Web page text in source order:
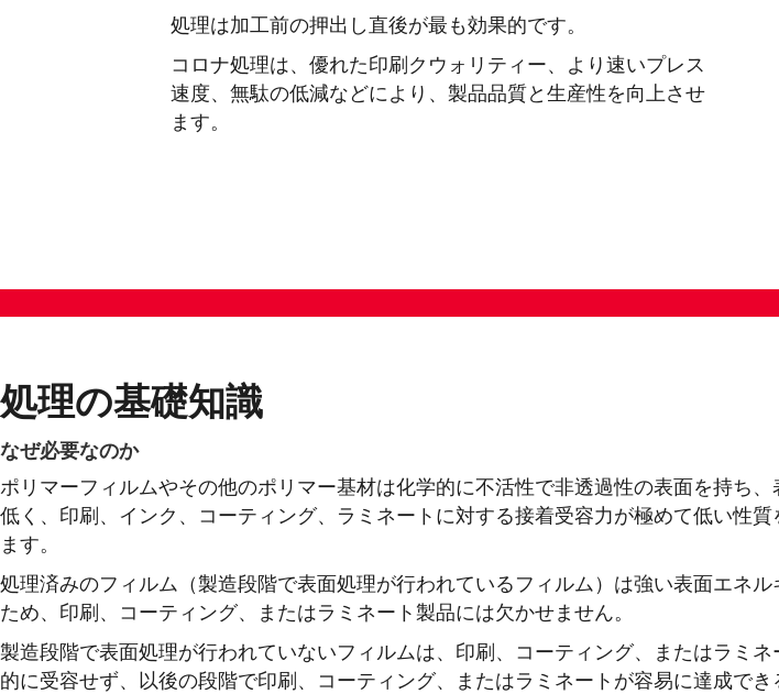
処理は加工前の押出し直後が最も効果的です。
コロナ処理は、優れた印刷クウォリティー、より速いプレス
速度、無駄の低減などにより、製品品質と生産性を向上させ
ます。
処理の基礎知識
なぜ必要なのか
ポリマーフィルムやその他のポリマー基材は化学的に不活性で非透過性の表面を持ち、
低く、印刷、インク、コーティング、ラミネートに対する接着受容力が極めて低い性質
ます。
処理済みのフィルム（製造段階で表面処理が行われているフィルム）は強い表面エネル
ため、印刷、コーティング、またはラミネート製品には欠かせません。
製造段階で表面処理が行われていないフィルムは、印刷、コーティング、またはラミネ
的に受容せず、以後の段階で印刷、コーティング、またはラミネートが容易に達成でき